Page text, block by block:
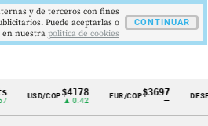
COP$4178
▲ 0.42
EUR/COP$3697
—
DESEMPLEO
y de terceros con fines
Puede aceptarlas o
en nuestra politica de cookies
CONTINUAR